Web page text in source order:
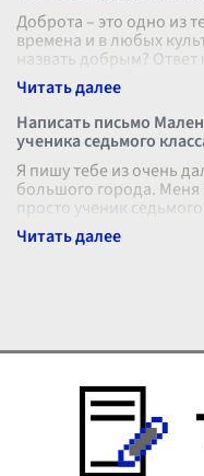
Доброта – это одно из
времена и в любых
назвать добрым?
прост, но при бол
Написать письмо
ученика седьмого
Я пишу тебе из очень
большого города.
просто ученик
окном шумит трасса, а